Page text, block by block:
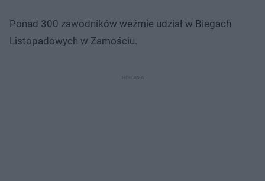
Ponad 300 zawodników weźmie udział w Biegach
Listopadowych w Zamościu.